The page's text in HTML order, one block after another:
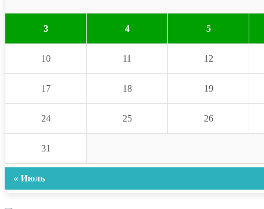
3 4 5
10 11 12
17 18 19
24 25 26
31
« Июль